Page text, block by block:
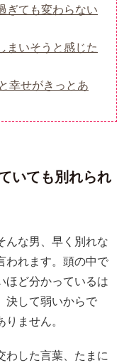
ぎても変わらない
まいそうと感じた
幸せがきっとあ
いても別れられ
んな男、早く別れな
われます。頭の中で
ほど分かっているは
決して弱いからで
ません。
わした言葉、たまに